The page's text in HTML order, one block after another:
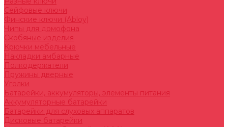
Сейфовые ключи
Финские ключи (Abloy)
Чипы для домофона
Скобяные изделия
Крючки мебельные
Накладки амбарные
Полкодержатели
Пружины дверные
Уголки
Батарейки, аккумуляторы, элементы питания
Аккумуляторные батарейки
Батарейки для слуховых аппаратов
Дисковые батарейки